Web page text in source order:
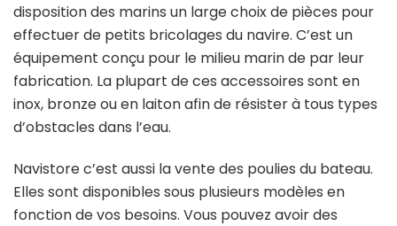
disposition des marins un large choix de pièces pour
effectuer de petits bricolages du navire. C’est un
équipement conçu pour le milieu marin de par leur
fabrication. La plupart de ces accessoires sont en
inox, bronze ou en laiton afin de résister à tous types
d’obstacles dans l’eau.
Navistore c’est aussi la vente des poulies du bateau.
Elles sont disponibles sous plusieurs modèles en
fonction de vos besoins. Vous pouvez avoir des